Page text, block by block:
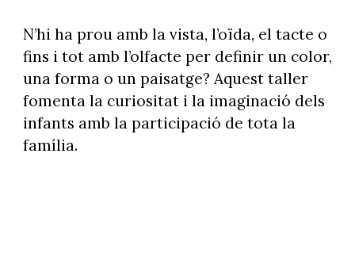
N’hi ha prou amb la vista, l’oïda, el tacte o
fins i tot amb l’olfacte per definir un color,
una forma o un paisatge? Aquest taller
fomenta la curiositat i la imaginació dels
infants amb la participació de tota la
família.